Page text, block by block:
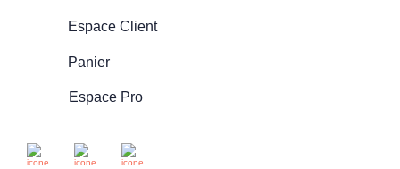
Espace Client
Panier
Espace Pro